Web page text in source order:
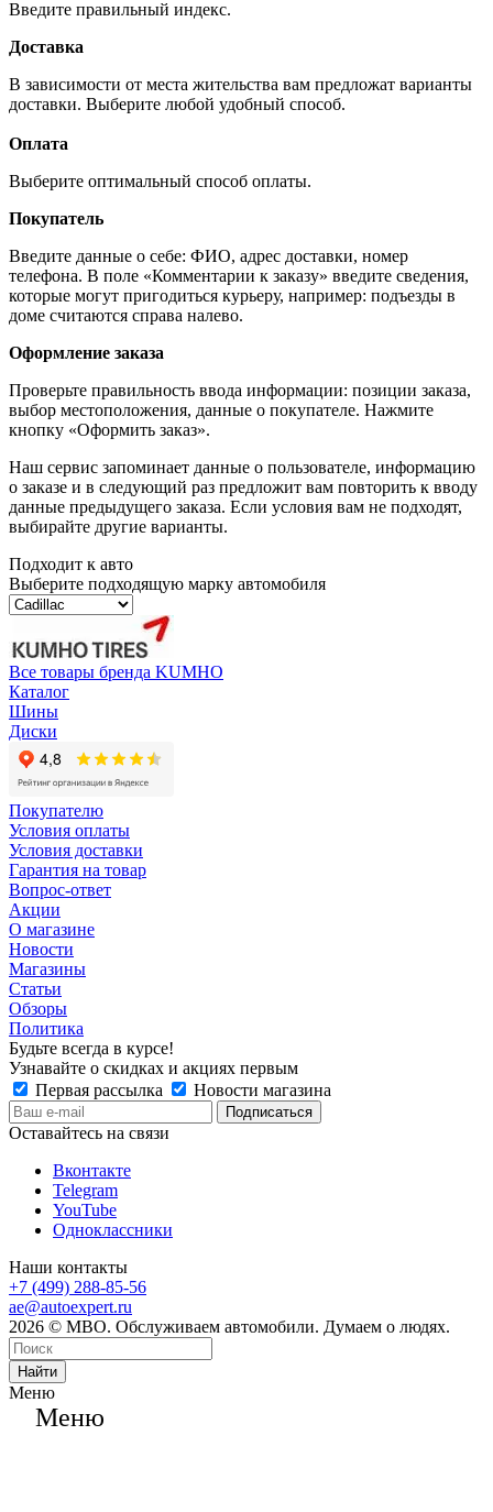
Введите правильный индекс.
Доставка
В зависимости от места жительства вам предложат варианты
доставки. Выберите любой удобный способ.
Оплата
Выберите оптимальный способ оплаты.
Покупатель
Введите данные о себе: ФИО, адрес доставки, номер
телефона. В поле «Комментарии к заказу» введите сведения,
которые могут пригодиться курьеру, например: подъезды в
доме считаются справа налево.
Оформление заказа
Проверьте правильность ввода информации: позиции заказа,
выбор местоположения, данные о покупателе. Нажмите
кнопку «Оформить заказ».
Наш сервис запоминает данные о пользователе, информацию
о заказе и в следующий раз предложит вам повторить к вводу
данные предыдущего заказа. Если условия вам не подходят,
выбирайте другие варианты.
Подходит к авто
Выберите подходящую марку автомобиля
Все товары бренда KUMHO
Каталог
Шины
Диски
Покупателю
Условия оплаты
Условия доставки
Гарантия на товар
Вопрос-ответ
Акции
О магазине
Новости
Магазины
Статьи
Обзоры
Политика
Будьте всегда в курсе!
Узнавайте о скидках и акциях первым
Первая рассылка
Новости магазина
Оставайтесь на связи
Вконтакте
Telegram
YouTube
Одноклассники
Наши контакты
+7 (499) 288-85-56
ae@autoexpert.ru
2026 © МВО. Обслуживаем автомобили. Думаем о людях.
Найти
Меню
Меню